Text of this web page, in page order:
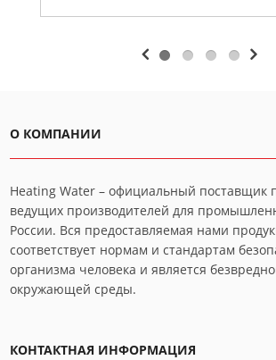
О КОМПАНИИ
Heating Water – официальный поставщик
ведущих производителей для
России. Вся предоставляемая нами
соответствует нормам и стандартам
организма человека и является
окружающей среды.
КОНТАКТНАЯ ИНФОРМАЦИЯ